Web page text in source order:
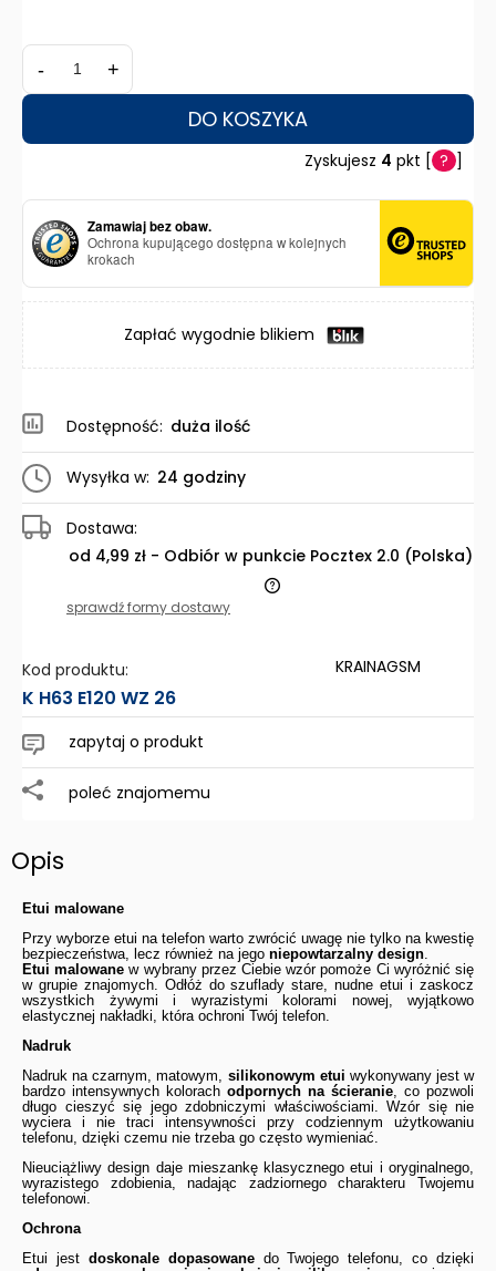
- +
DO KOSZYKA
Zyskujesz 4 pkt [ ? ]
Zamawiaj bez obaw.
Ochrona kupującego dostępna w kolejnych
krokach
Zapłać wygodnie blikiem
Dostępność: duża ilość
Wysyłka w: 24 godziny
Dostawa:
od 4,99 zł - Odbiór w punkcie Pocztex 2.0 (Polska)
Cena nie zawiera ewentualnych kosztów płatności
sprawdź formy dostawy
Kod produktu:
K H63 E120 WZ 26
KRAINAGSM
zapytaj o produkt
poleć znajomemu
Opis
Etui malowane
Przy wyborze etui na telefon warto zwrócić uwagę nie tylko na kwestię
bezpieczeństwa, lecz również na jego niepowtarzalny design.
Etui malowane w wybrany przez Ciebie wzór pomoże Ci wyróżnić się
w grupie znajomych. Odłóż do szuflady stare, nudne etui i zaskocz
wszystkich żywymi i wyrazistymi kolorami nowej, wyjątkowo
elastycznej nakładki, która ochroni Twój telefon.
Nadruk
Nadruk na czarnym, matowym, silikonowym etui wykonywany jest w
bardzo intensywnych kolorach odpornych na ścieranie, co pozwoli
długo cieszyć się jego zdobniczymi właściwościami. Wzór się nie
wyciera i nie traci intensywności przy codziennym użytkowaniu
telefonu, dzięki czemu nie trzeba go często wymieniać.
Nieuciążliwy design daje mieszankę klasycznego etui i oryginalnego,
wyrazistego zdobienia, nadając zadziornego charakteru Twojemu
telefonowi.
Ochrona
Etui jest doskonale dopasowanedo Twojego telefonu, co dzięki